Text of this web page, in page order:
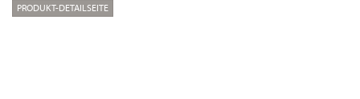
PRODUKT-DETAILSEITE